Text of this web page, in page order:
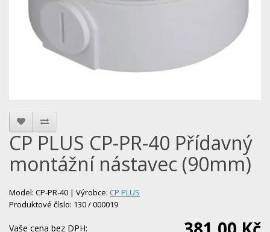
CP PLUS CP-PR-40 Přídavný
montážní nástavec (90mm)
Model: CP-PR-40 | Výrobce: CP PLUS
Produktové číslo: 130 / 000019
Vaše cena bez DPH: